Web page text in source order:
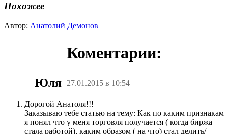
Похожее
Автор: Анатолий Демонов
Коментарии:
Юля 27.01.2015 в 10:54
Дорогой Анатоля!!!
Заказываю тебе статью на тему: Как по каким признакам
я понял что у меня торговля получается ( когда биржа
стала работой), каким образом ( на что) стал делить/